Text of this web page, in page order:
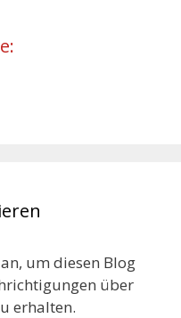
um diesen Blog
über
erhalten.